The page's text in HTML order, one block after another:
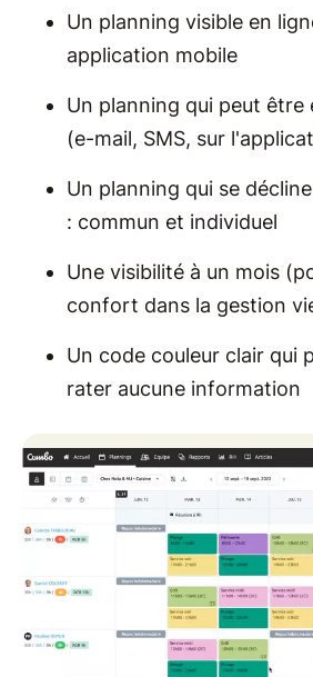
Un planning visible en
application mobile
Un planning qui peut être
(e-mail, SMS, sur
Un planning qui se
: commun et individuel
Une visibilité à un mois
confort dans la gestion
Un code couleur clair qui
rater aucune information